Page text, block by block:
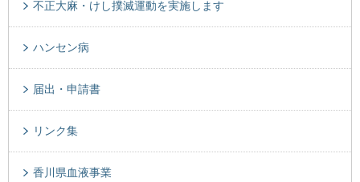
不正大麻・けし撲滅運動を実施します
ハンセン病
届出・申請書
リンク集
香川県血液事業